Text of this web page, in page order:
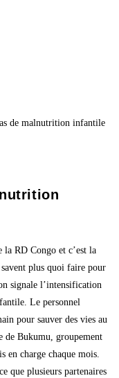
la RD Congo et c’est la
plus quoi faire pour
signale l’intensification
Le personnel
pour sauver des vies au
de Bukumu, groupement
en charge chaque mois.
que plusieurs partenaires